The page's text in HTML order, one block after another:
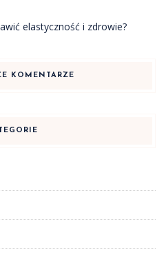
elastyczność i zdrowie?
KOMENTARZE